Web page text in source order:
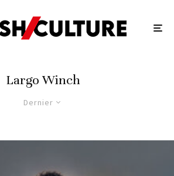
Largo Winch
Dernier